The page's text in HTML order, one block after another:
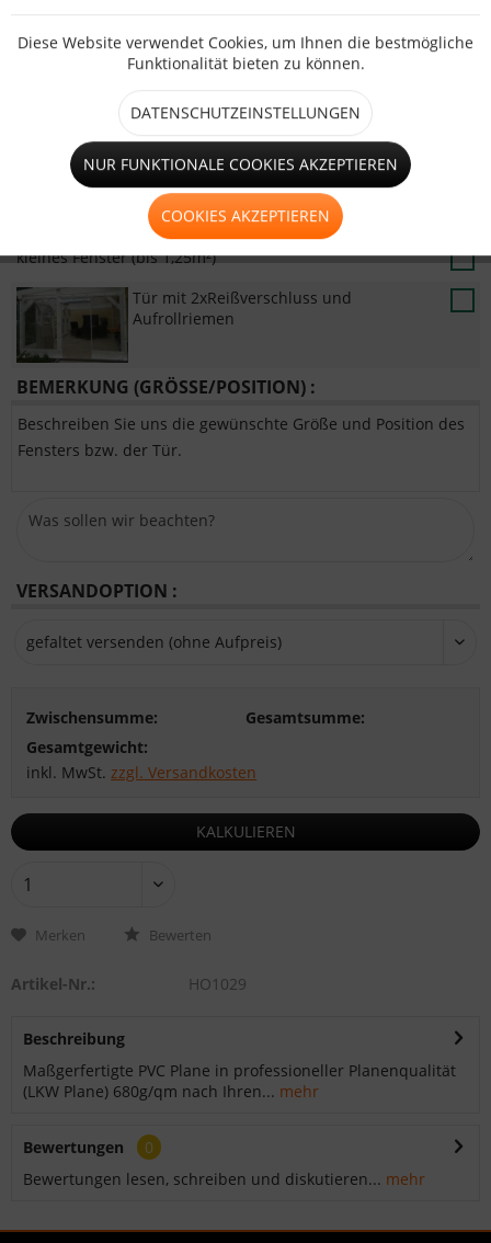
großes Fenster (ab 1,25m²)
Hohlsaum
kleines Fenster (bis 1,25m²)
Tür mit 2xReißverschluss und
Aufrollriemen
BEMERKUNG (GRÖSSE/POSITION) :
Beschreiben Sie uns die gewünschte Größe und Position des
Fensters bzw. der Tür.
VERSANDOPTION :
Zwischensumme:
Gesamtsumme:
Gesamtgewicht:
inkl. MwSt.zzgl. Versandkosten
KALKULIEREN
Merken Bewerten
Artikel-Nr.: HO1029
Beschreibung
Maßgerfertigte PVC Plane in professioneller Planenqualität
(LKW Plane) 680g/qm nach Ihren... mehr
Bewertungen
0
Bewertungen lesen, schreiben und diskutieren... mehr
Diese Website verwendet Cookies, um Ihnen die bestmögliche
Funktionalität bieten zu können.
DATENSCHUTZEINSTELLUNGEN
NUR FUNKTIONALE COOKIES AKZEPTIEREN
COOKIES AKZEPTIEREN